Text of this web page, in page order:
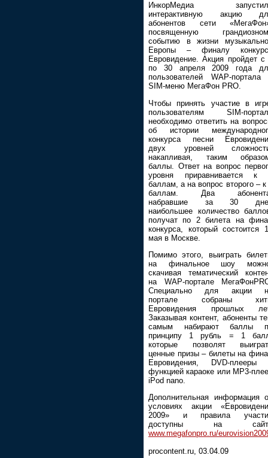
ИнкорМедиа
интерактивную акцию
абонентов сети
посвященную
событию в жизни
Европы – финалу
Евровидение. Акция пройдет с
по 30 апреля 2009 года
пользователей WAP-портала
SIM-меню МегаФон PRO.
Чтобы принять участие в
пользователям SIM-
необходимо ответить на
об истории
конкурса песни
двух уровней
накапливая, таким
баллы. Ответ на вопрос
уровня приравнивается к
баллам, а на вопрос второго – к
баллам. Два
набравшие за 30
наибольшее количество
получат по 2 билета на
конкурса, который состоится
мая в Москве.
Помимо этого, выиграть
на финальное шоу
скачивая тематический
на WAP-портале
Специально для акции
портале собраны
Евровидения прошлых
Заказывая контент, абоненты
самым набирают баллы
принципу 1 рубль = 1
которые позволят
ценные призы – билеты на
Евровидения, DVD-плееры
функцией караоке или MP3-
iPod nano.
Дополнительная информация
условиях акции
2009» и правила
доступны на
www.megafonpro.ru/
procontent.ru, 03.04.09